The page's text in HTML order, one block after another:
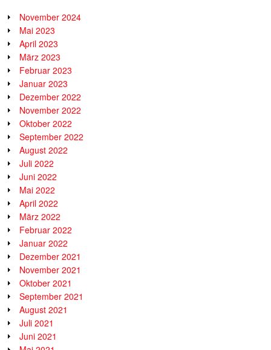
November 2024
Mai 2023
April 2023
März 2023
Februar 2023
Januar 2023
Dezember 2022
November 2022
Oktober 2022
September 2022
August 2022
Juli 2022
Juni 2022
Mai 2022
April 2022
März 2022
Februar 2022
Januar 2022
Dezember 2021
November 2021
Oktober 2021
September 2021
August 2021
Juli 2021
Juni 2021